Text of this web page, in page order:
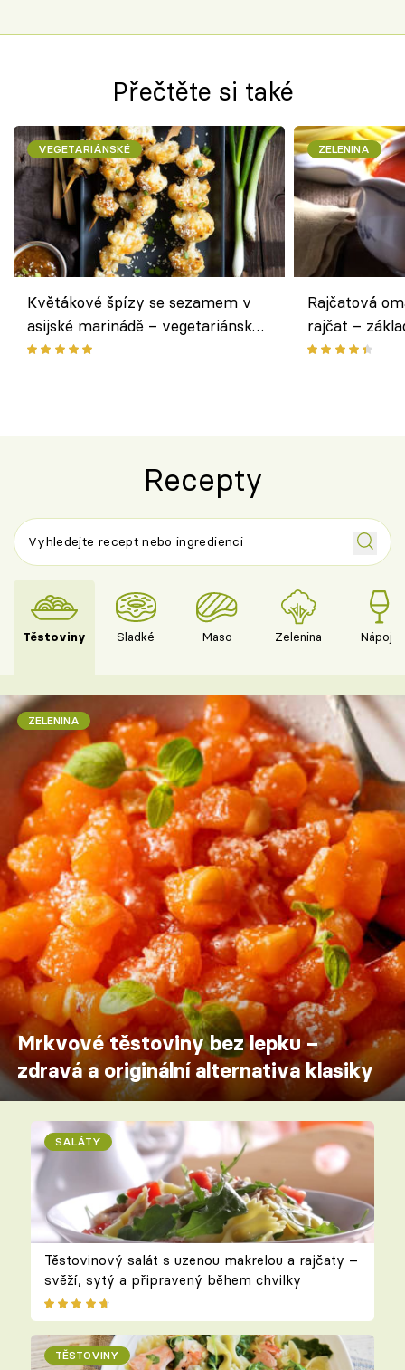
Přečtěte si také
VEGETARIÁNSKÉ
Květákové špízy se sezamem v
asijské marinádě – vegetariánská
chuťovka z grilu
ZELENINA
Rajčatová
rajčat –
Recepty
Těstoviny Sladké Maso Zelenina Nápoje
ZELENINA
Mrkvové těstoviny bez lepku –
zdravá a originální alternativa klasiky
SALÁTY
Těstovinový salát s uzenou makrelou a rajčaty –
svěží, sytý a připravený během chvilky
TĚSTOVINY